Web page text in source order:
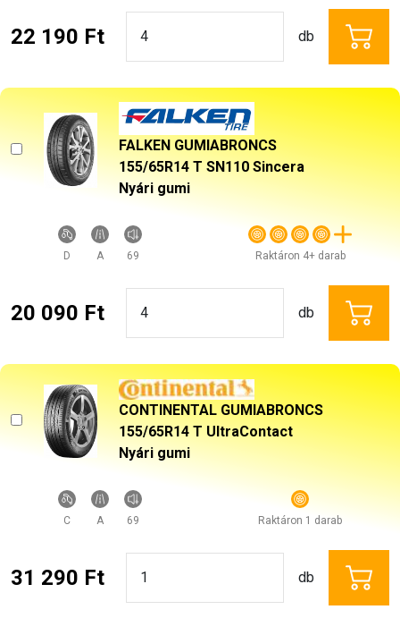
22 190 Ft db
FALKEN GUMIABRONCS
155/65R14 T SN110 Sincera
Nyári gumi
D A 69 Raktáron 4+ darab
20 090 Ft db
CONTINENTAL GUMIABRONCS
155/65R14 T UltraContact
Nyári gumi
C A 69 Raktáron 1 darab
31 290 Ft db